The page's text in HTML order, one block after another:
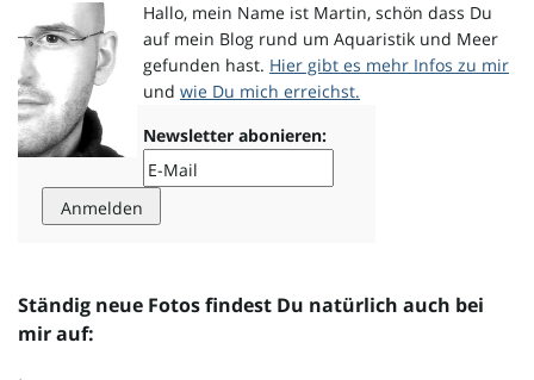
Hallo, mein Name ist Martin, schön dass Du
auf mein Blog rund um Aquaristik und Meer
gefunden hast. Hier gibt es mehr Infos zu mir
und wie Du mich erreichst.
Newsletter abonieren:
Ständig neue Fotos findest Du natürlich auch bei
mir auf: